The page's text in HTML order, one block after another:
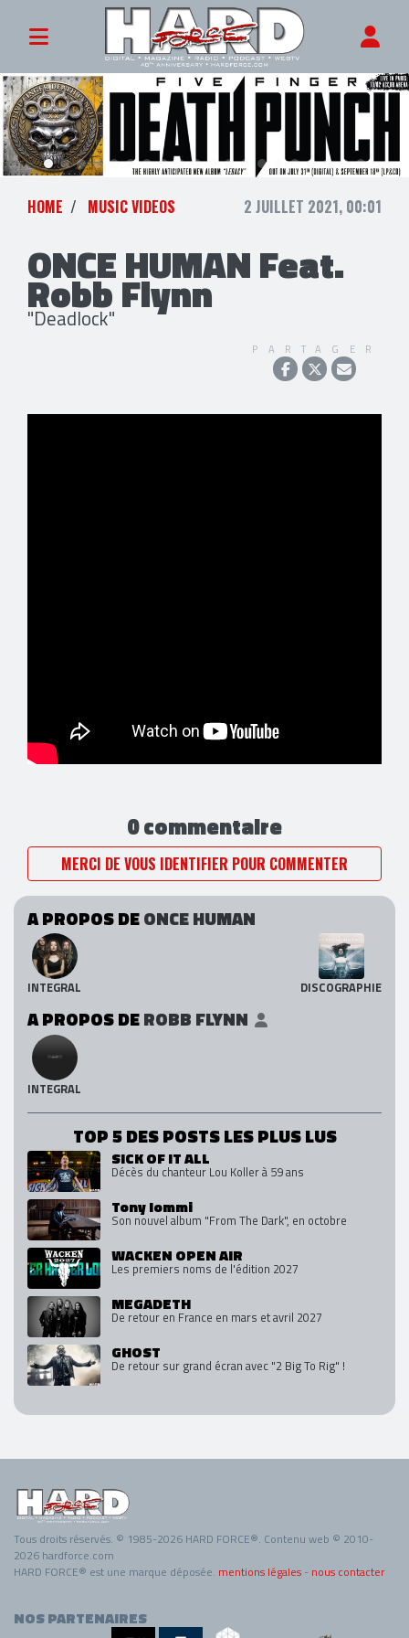
HOME MUSIC VIDEOS 2 JUILLET 2021, 00:01
ONCE HUMAN Feat.
Robb Flynn
"Deadlock"
PARTAGER
0 commentaire
MERCI DE VOUS IDENTIFIER POUR COMMENTER
A PROPOS DEONCE HUMAN
INTEGRAL DISCOGRAPHIE
A PROPOS DEROBB FLYNN
INTEGRAL
TOP 5 DES POSTS LES PLUS LUS
SICK OF IT ALL
Décès du chanteur Lou Koller à 59 ans
Tony Iommi
Son nouvel album "From The Dark", en octobre
WACKEN OPEN AIR
Les premiers noms de l'édition 2027
MEGADETH
De retour en France en mars et avril 2027
GHOST
De retour sur grand écran avec "2 Big To Rig" !
Tous droits réservés. © 1985-2026 HARD FORCE®. Contenu web © 2010-
2026 hardforce.com
HARD FORCE® est une marque déposée. mentions légales - nous contacter
NOS PARTENAIRES